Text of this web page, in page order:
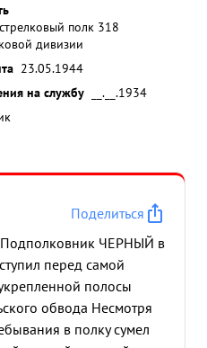
полк 318
дивизии
23.05.1944
на службу
__.__.1934
Поделиться
Подполковник ЧЕРНЫЙ в
перед самой
полосы
обвода Несмотря
в полку сумел